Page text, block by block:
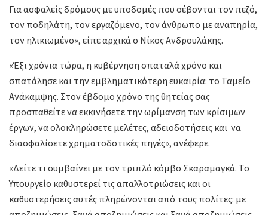
Για ασφαλείς δρόμους με υποδομές που σέβονται τον πεζό,
τον ποδηλάτη, τον εργαζόμενο, τον άνθρωπο με αναπηρία,
τον ηλικιωμένο», είπε αρχικά ο Νίκος Ανδρουλάκης.
«Έξι χρόνια τώρα, η κυβέρνηση σπαταλά χρόνο και
σπατάλησε και την εμβληματικότερη ευκαιρία: το Ταμείο
Ανάκαμψης. Στον έβδομο χρόνο της θητείας σας
προσπαθείτε να εκκινήσετε την ωρίμανση των κρίσιμων
έργων, να ολοκληρώσετε μελέτες, αδειοδοτήσεις και να
διασφαλίσετε χρηματοδοτικές πηγές», ανέφερε.
«Δείτε τι συμβαίνει με τον τριπλό κόμβο Σκαραμαγκά. Το
Υπουργείο καθυστερεί τις απαλλοτριώσεις και οι
καθυστερήσεις αυτές πληρώνονται από τους πολίτες: με